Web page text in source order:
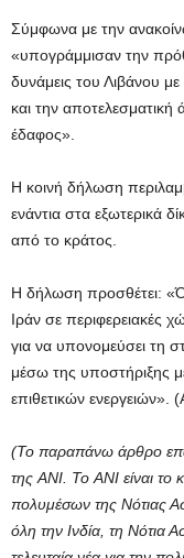
Σύμφωνα με την
«υπογράμμισαν την
δυνάμεις του Λιβάνου
και την αποτελεσματική
έδαφος».
Η κοινή δήλωση
ενάντια στα εξωτερικά
από το κράτος.
Η δήλωση προσθέτει:
Ιράν σε περιφερειακές
για να υπονομεύσει τη
μέσω της υποστήριξης
επιθετικών ενεργειών».
(Το παραπάνω άρθρο
της ANI. Το ANI είναι το
πολυμέσων της Νότιας
όλη την Ινδία, τη Νότια